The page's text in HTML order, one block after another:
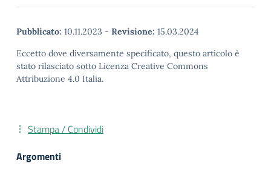
Pubblicato: 10.11.2023 - Revisione: 15.03.2024
Eccetto dove diversamente specificato, questo articolo è
stato rilasciato sotto Licenza Creative Commons
Attribuzione 4.0 Italia.
Stampa / Condividi
Argomenti